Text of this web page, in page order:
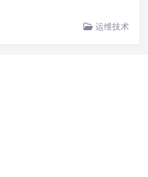
运维技术